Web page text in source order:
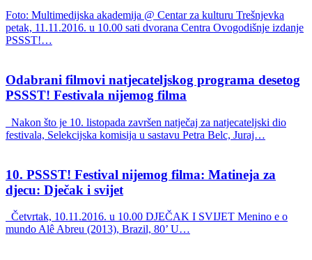
Foto: Multimedijska akademija @ Centar za kulturu Trešnjevka
petak, 11.11.2016. u 10.00 sati dvorana Centra Ovogodišnje izdanje
PSSST!…
Odabrani filmovi natjecateljskog programa desetog
PSSST! Festivala nijemog filma
Nakon što je 10. listopada završen natječaj za natjecateljski dio
festivala, Selekcijska komisija u sastavu Petra Belc, Juraj…
10. PSSST! Festival nijemog filma: Matineja za
djecu: Dječak i svijet
Četvrtak, 10.11.2016. u 10.00 DJEČAK I SVIJET Menino e o
mundo Alê Abreu (2013), Brazil, 80’ U…